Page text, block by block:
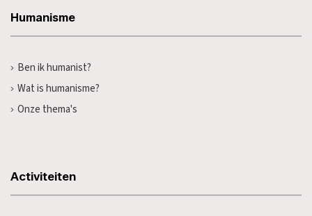
Humanisme
Ben ik humanist?
Wat is humanisme?
Onze thema's
Activiteiten